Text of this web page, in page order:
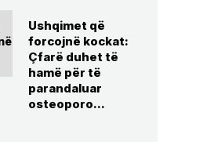
Ushqimet që
forcojnë kockat:
Çfarë duhet të
hamë për të
parandaluar
osteoporo...